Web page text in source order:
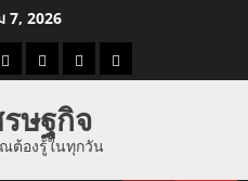
7, 2026
ข่าว
ดูด
ที่
ผู้ชาย
ษฐกิจ
ต้องรู้ในทุกวัน